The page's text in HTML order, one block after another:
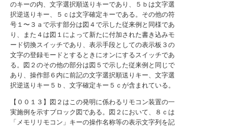
のキーの内、文字選択順送りキーであり、５ｂは文字選
択逆送りキー、５ｃは文字確定キーである。その他の符
号１〜３ａで示す部分は図４で示した従来例と同様であ
り、また４は図１によって新たに付加された書き込みモ
ード切換スイッチであり、表示手段としての表示板３の
文字の登録モードとするときにオンにするスイッチであ
る。図２のその他の部分は図５で示した従来例と同じで
あり、操作部６内に前記の文字選択順送りキー、文字選
択逆送りキー５ｂ、文字確定キー５ｃが含まれている。
【００１３】図２はこの発明に係わるリモコン装置の一
実施例を示すブロック図である。図２において、８ｃは
「メモリリモコン」キーの操作名称等の表示文字列を記